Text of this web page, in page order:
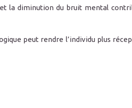
la diminution du bruit mental
peut rendre l’individu plus